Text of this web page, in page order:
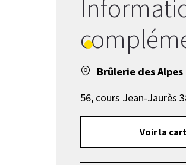
Brûlerie des Alpes
56, cours Jean-Jaurès
Voir la